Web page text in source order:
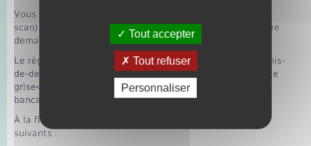
Vous n'avez pas à joindre une copie numérique (photo ou
scan) du permis de conduire. Mais celle-ci pourra vous être
demandée lors de l'instruction de votre dossier.
Le règlement du <a href="https://www.bacqueville.fr/permis-
de-detention-de-chien/?xml=R39696">montant de la carte
grise</a> doit obligatoirement être effectué par carte
bancaire.
À la fin de la procédure, vous obtenez les 3 éléments
suivants :
Tout accepter
Tout refuser
Personnaliser